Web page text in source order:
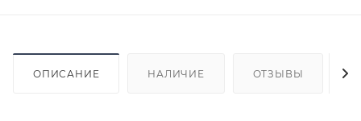
ОПИСАНИЕ НАЛИЧИЕ ОТЗЫВЫ